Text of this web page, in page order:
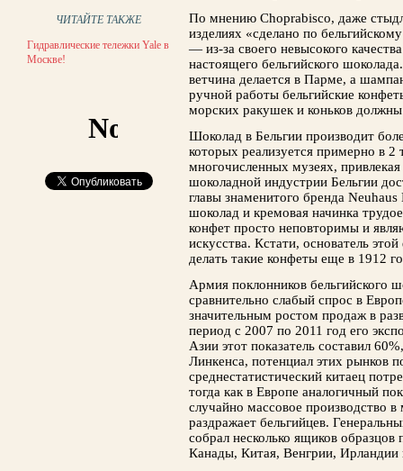
ЧИТАЙТЕ ТАКЖЕ
Гидравлические тележки Yale в
Москве!
По мнению Choprabisco, даже
изделиях «сделано по
— из-за своего невысокого
настоящего бельгийского
ветчина делается в Парме, а
ручной работы бельгийские
морских ракушек и коньков должны
Шоколад в Бельгии производит
которых реализуется примерно в 2
многочисленных музеях,
шоколадной индустрии Бельгии
главы знаменитого бренда
шоколад и кремовая начинка
конфет просто неповторимы и
искусства. Кстати, основатель
делать такие конфеты еще в 1912
Армия поклонников бельгийского
сравнительно слабый спрос в
значительным ростом продаж в
период с 2007 по 2011 год его
Азии этот показатель составил
Линкенса, потенциал этих рынков
среднестатистический китаец
тогда как в Европе аналогичный
случайно массовое производство
раздражает бельгийцев.
собрал несколько ящиков образцов
Канады, Китая, Венгрии, Ирландии